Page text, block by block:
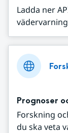
Ladda ner
Prognoser
Forskning
du ska veta